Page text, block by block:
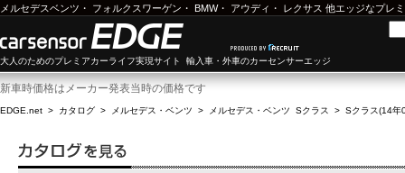
メルセデスベンツ ・ フォルクスワーゲン ・ BMW・ アウディ ・ レクサス 他エッジなプレ
大人のためのプレミアカーライフ実現サイト 輸入車・外車のカーセンサーエッジ
新車時価格はメーカー発表当時の価格です
EDGE.net > カタログ > メルセデス・ベンツ > メルセデス・ベンツ Sクラス > Sクラス(14年